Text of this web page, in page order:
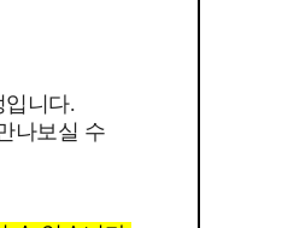
입니다.
나보실 수